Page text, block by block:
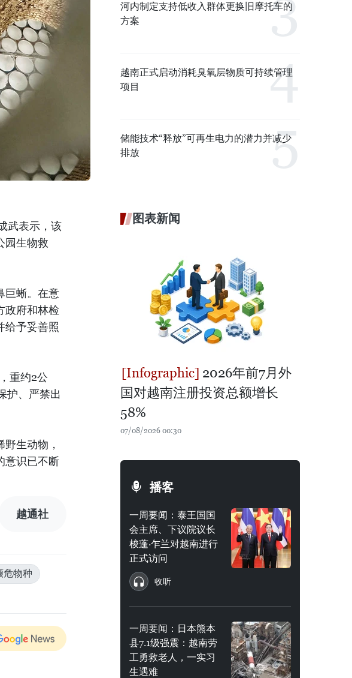
武表示，该
园生物救
巨蜥。在意
政府和林检
给予妥善照
重约2公
护、严禁出
生动物，
意识已不断
越通社
危物种
河内制定支持低收入群体更换旧摩托车的
方案
越南正式启动消耗臭氧层物质可持续管理
项目
储能技术“释放”可再生电力的潜力并减少
排放
图表新闻
2026年前7月外
国对越南注册投资总额增长
58%
07/08/2026 00:30
播客
一周要闻：泰王国国
会主席、下议院议长
梭蓬·乍兰对越南进行
正式访问
收听
一周要闻：日本熊本
县7.1级强震：越南劳
工勇救老人，一实习
生遇难